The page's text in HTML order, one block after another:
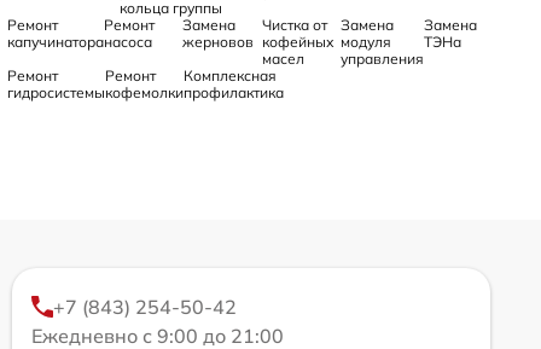
кольца группы
Ремонт
капучинатора
Ремонт
насоса
Замена
жерновов
Чистка от
кофейных
масел
Замена
модуля
управления
Замена
ТЭНа
Ремонт
гидросистемы
Ремонт
кофемолки
Комплексная
профилактика
+7 (843) 254-50-42
Ежедневно с 9:00 до 21:00